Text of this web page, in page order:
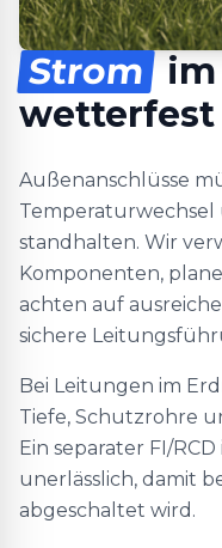
Strom
Außenanschlüsse
Temperaturwechsel
standhalten. Wir
Komponenten,
achten auf
sichere
Bei Leitungen im
Tiefe, Schutzrohre
Ein separater FI/
unerlässlich, damit
abgeschaltet wird.